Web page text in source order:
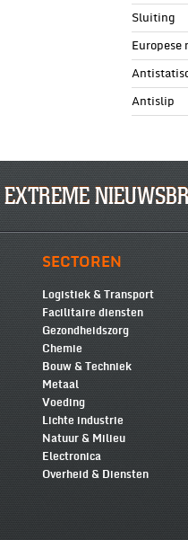
Sluiting
Europese
Antislip
EXTREME
SECTOREN
Logistiek & Transport
Facilitaire diensten
Gezondheidszorg
Chemie
Bouw & Techniek
Metaal
Voeding
Lichte industrie
Natuur & Milieu
Electronica
Overheid & Diensten